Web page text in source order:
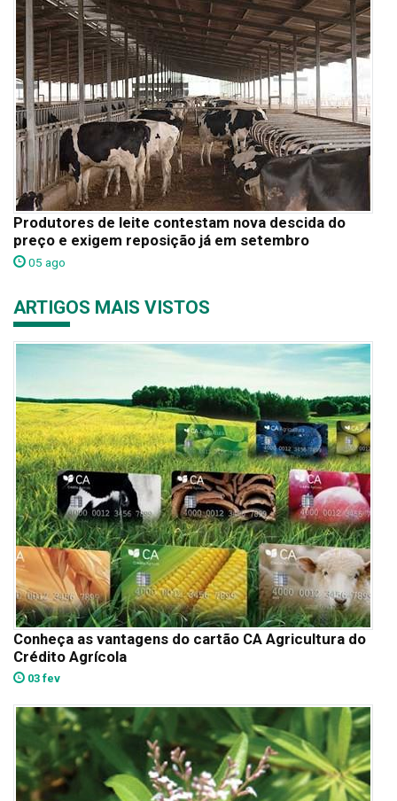
Produtores de leite contestam nova descida do
preço e exigem reposição já em setembro
05 ago
ARTIGOS MAIS VISTOS
Conheça as vantagens do cartão CA Agricultura do
Crédito Agrícola
03 fev